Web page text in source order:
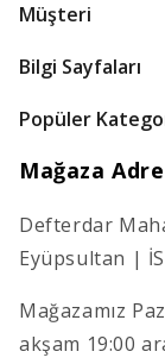
Müşteri
Bilgi Sayfaları
Popüler
Mağaza
Defterdar
Eyüpsultan |
Mağazamız
akşam 19:00